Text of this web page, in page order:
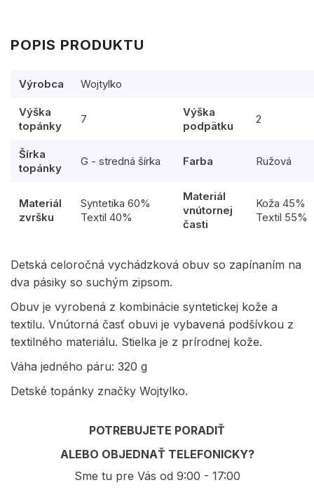
POPIS PRODUKTU
Výrobca Wojtylko
Výška
topánky
7
Výška
podpätku
2
Šírka
topánky
G - stredná šírka Farba Ružová
Materiál
zvršku
Syntetika 60%
Textil 40%
Materiál
vnútornej
časti
Koža 45%
Textil 55%
Detská celoročná vychádzková obuv so zapínaním na
dva pásiky so suchým zipsom.
Obuv je vyrobená z kombinácie syntetickej kože a
textilu. Vnútorná časť obuvi je vybavená podšívkou z
textilného materiálu. Stielka je z prírodnej kože.
Váha jedného páru: 320 g
Detské topánky značky Wojtylko.
POTREBUJETE PORADIŤ
ALEBO OBJEDNAŤ TELEFONICKY?
Sme tu pre Vás od 9:00 - 17:00